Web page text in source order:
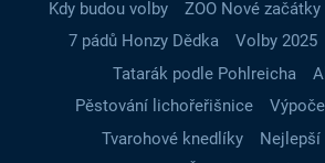
Kdy budou volby
ZOO Nové začátky
7 pádů Honzy Dědka
Volby 2025
Tatarák podle Pohlreicha
Pěstování lichořeřišnice
Tvarohové knedlíky
Nejlepší